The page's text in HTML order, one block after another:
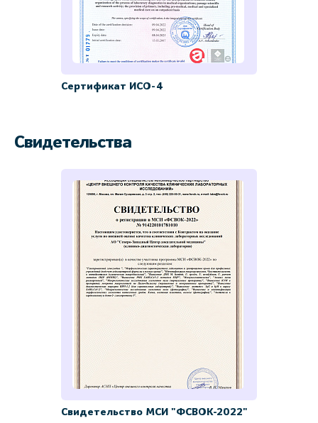
Сертификат ИСО-4
Свидетельства
Свидетельство МСИ "ФСВОК-2022"